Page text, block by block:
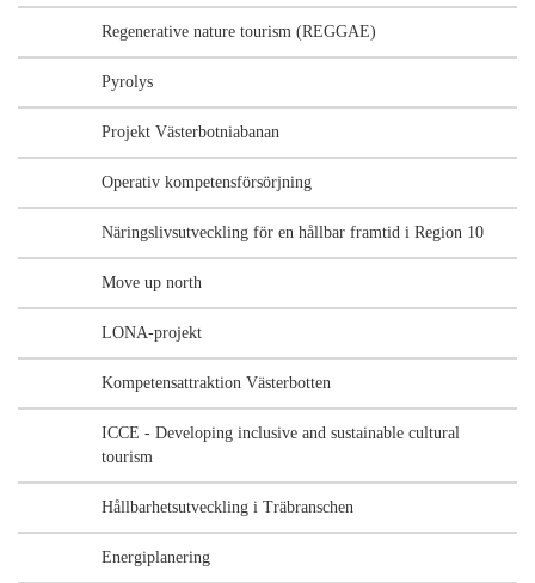
Regenerative nature tourism (REGGAE)
Pyrolys
Projekt Västerbotniabanan
Operativ kompetensförsörjning
Näringslivsutveckling för en hållbar framtid i Region 10
Move up north
LONA-projekt
Kompetensattraktion Västerbotten
ICCE - Developing inclusive and sustainable cultural
tourism
Hållbarhetsutveckling i Träbranschen
Energiplanering